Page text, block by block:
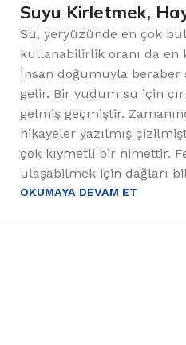
Suyu Kirletmek,
Su, yeryüzünde en çok
kullanabilirlik oranı da en
İnsan doğumuyla
gelir. Bir yudum su için
gelmiş geçmiştir.
hikayeler yazılmış
çok kıymetli bir nimettir.
ulaşabilmek için dağları
OKUMAYA DEVAM ET